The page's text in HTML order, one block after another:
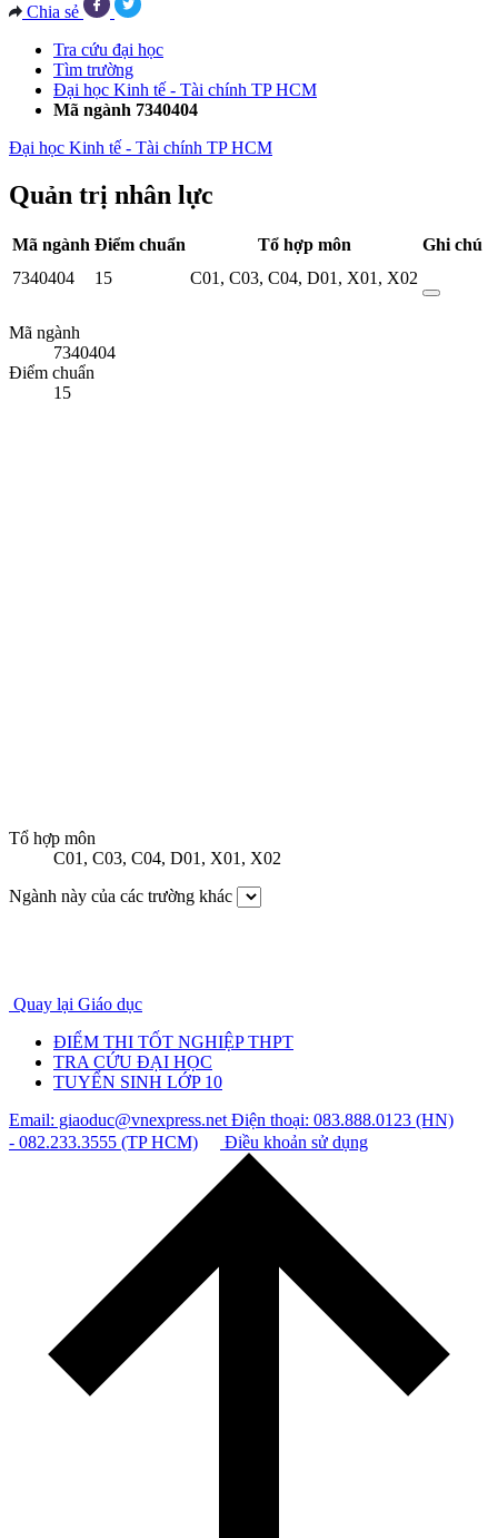
Chia sẻ
Tra cứu đại học
Tìm trường
Đại học Kinh tế - Tài chính TP HCM
Mã ngành 7340404
Đại học Kinh tế - Tài chính TP HCM
Quản trị nhân lực
Mã ngành Điểm chuẩn Tổ hợp môn
Ghi chú
7340404
15 C01, C03, C04, D01, X01, X02
Mã ngành
7340404
Điểm chuẩn
15
Tổ hợp môn
C01, C03, C04, D01, X01, X02
Ngành này của các trường khác
Quay lại Giáo dục
ĐIỂM THI TỐT NGHIỆP THPT
TRA CỨU ĐẠI HỌC
TUYỂN SINH LỚP 10
Email: giaoduc@vnexpress.netĐiện thoại: 083.888.0123 (HN)
- 082.233.3555 (TP HCM)
Điều khoản sử dụng